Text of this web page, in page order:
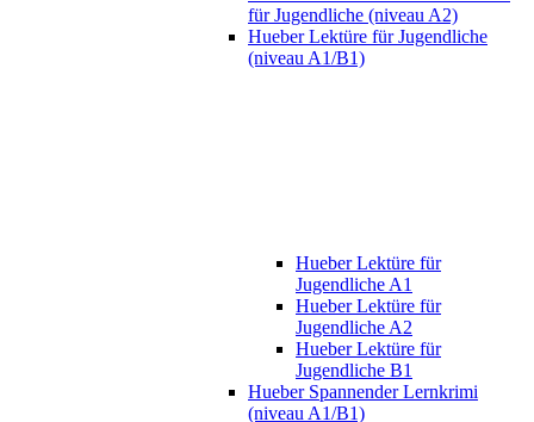
für Jugendliche (niveau A2)
Hueber Lektüre für Jugendliche
(niveau A1/B1)
Hueber Lektüre für
Jugendliche A1
Hueber Lektüre für
Jugendliche A2
Hueber Lektüre für
Jugendliche B1
Hueber Spannender Lernkrimi
(niveau A1/B1)